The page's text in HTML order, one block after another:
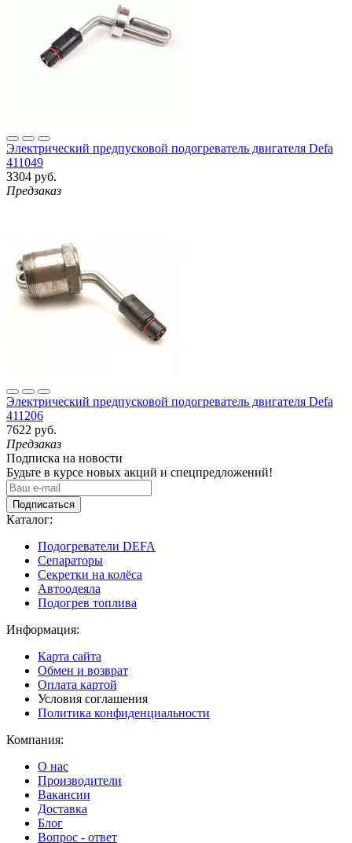
Электрический предпусковой подогреватель двигателя Defa
411049
3304 руб.
Предзаказ
Электрический предпусковой подогреватель двигателя Defa
411206
7622 руб.
Предзаказ
Подписка на новости
Будьте в курсе новых акций и спецпредложений!
Подписаться
Каталог:
Подогреватели DEFA
Сепараторы
Секретки на колёса
Автоодеяла
Подогрев топлива
Информация:
Карта сайта
Обмен и возврат
Оплата картой
Условия соглашения
Политика конфиденциальности
Компания:
О нас
Производители
Вакансии
Доставка
Блог
Вопрос - ответ